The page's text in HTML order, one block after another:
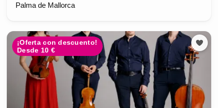
Palma de Mallorca
¡Oferta con descuento!
Desde 10 €